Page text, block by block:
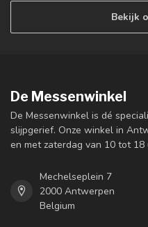
Bekijk
De Messenwinkel
De Messenwinkel is dé
slijpgerief. Onze winkel in
en met zaterdag van 10 tot 18
Mechelseplein 7
2000 Antwerpen
Belgium